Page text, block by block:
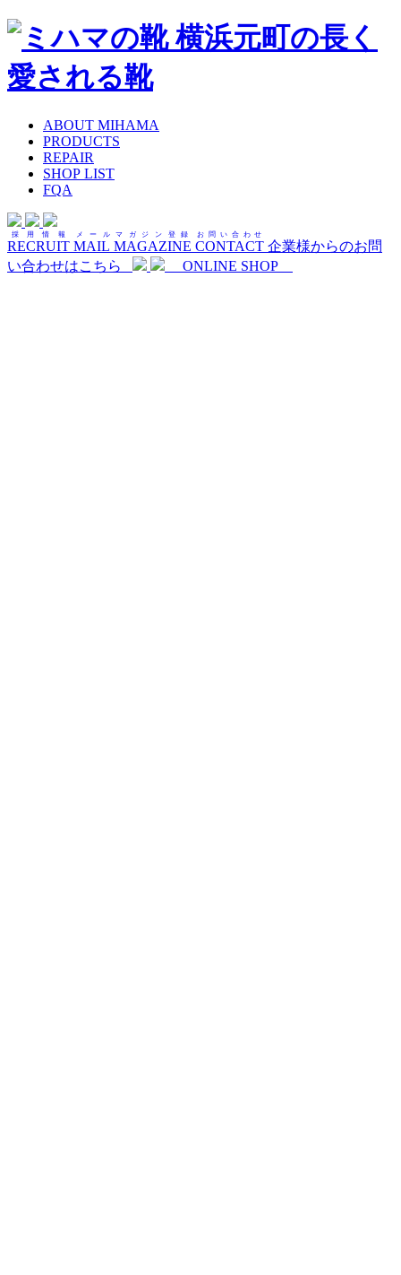
ABOUT MIHAMA
PRODUCTS
REPAIR
SHOP LIST
FQA
RECRUIT
採用情報
MAIL MAGAZINE
メールマガジン登録
CONTACT
お問い合わせ
企業様からのお問
い合わせはこちら
ONLINE SHOP